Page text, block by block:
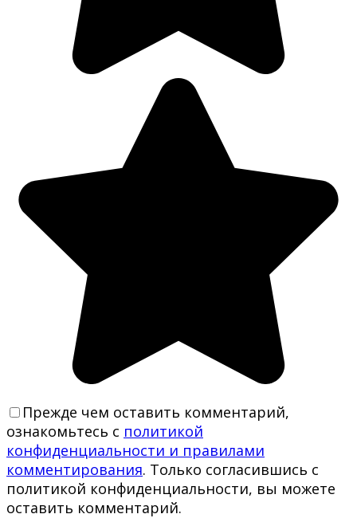
Прежде чем оставить комментарий,
ознакомьтесь с политикой
конфиденциальности и правилами
комментирования. Только согласившись с
политикой конфиденциальности, вы можете
оставить комментарий.